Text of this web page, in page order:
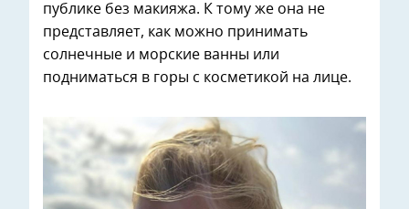
публике без макияжа. К тому же она не
представляет, как можно принимать
солнечные и морские ванны или
подниматься в горы с косметикой на лице.